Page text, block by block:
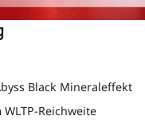
Black Mineraleffekt
Reichweite